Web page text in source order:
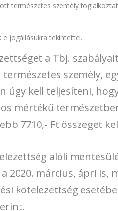
természetes személy
e jogállásukra tekintettel.
a Tbj.
személy,
úgy kell teljesíteni,
mértékű
7710,- Ft összeget
alóli
2020. március, április,
kötelezettség